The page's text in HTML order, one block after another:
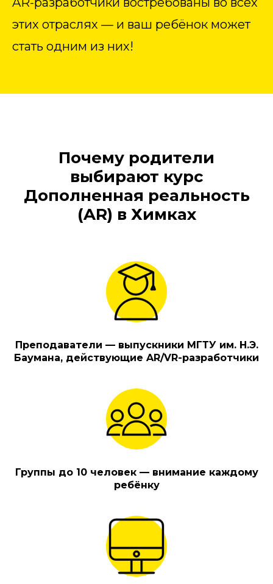
этих отраслях — и ваш ребёнок может
стать одним из них!
Почему родители
выбирают курс
Дополненная реальность
(AR) в Химках
Преподаватели — выпускники МГТУ им. Н.Э.
Баумана, действующие AR/VR-разработчики
Группы до 10 человек — внимание каждому
ребёнку